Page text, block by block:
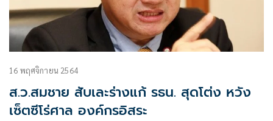
16 พฤศจิกายน 2564
ส.ว.สมชาย สับเละร่างแก้ รธน. สุดโต่ง หวัง
เซ็ตซีโร่ศาล องค์กรอิสระ